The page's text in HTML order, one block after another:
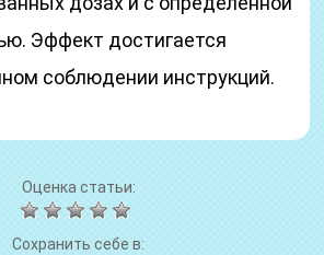
Эффект достигается
соблюдении инструкций.
Оценка статьи:
Сохранить себе в: